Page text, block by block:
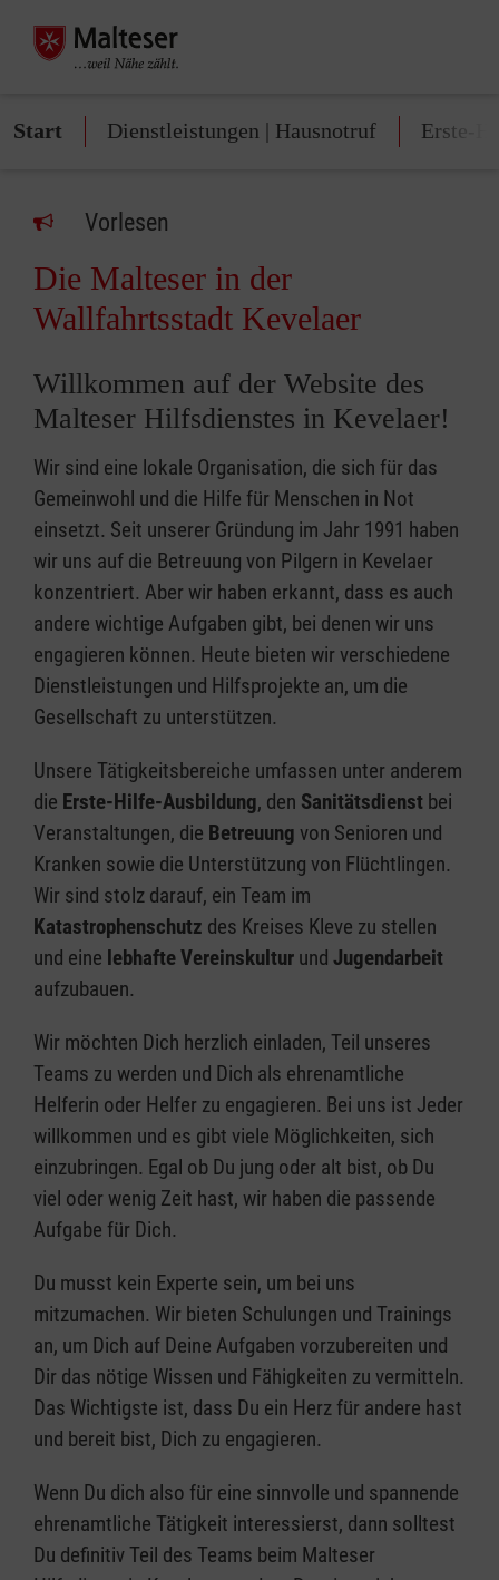
Start Dienstleistungen | Hausnotruf Erste-
Vorlesen
Die Malteser in der
Wallfahrtsstadt Kevelaer
Willkommen auf der Website des
Malteser Hilfsdienstes in Kevelaer!
Wir sind eine lokale Organisation, die sich für das
Gemeinwohl und die Hilfe für Menschen in Not
einsetzt. Seit unserer Gründung im Jahr 1991 haben
wir uns auf die Betreuung von Pilgern in Kevelaer
konzentriert. Aber wir haben erkannt, dass es auch
andere wichtige Aufgaben gibt, bei denen wir uns
engagieren können. Heute bieten wir verschiedene
Dienstleistungen und Hilfsprojekte an, um die
Gesellschaft zu unterstützen.
Unsere Tätigkeitsbereiche umfassen unter anderem
die Erste-Hilfe-Ausbildung, den Sanitätsdienst bei
Veranstaltungen, die Betreuung von Senioren und
Kranken sowie die Unterstützung von Flüchtlingen.
Wir sind stolz darauf, ein Team im
Katastrophenschutz des Kreises Kleve zu stellen
und eine lebhafte Vereinskultur und Jugendarbeit
aufzubauen.
Wir möchten Dich herzlich einladen, Teil unseres
Teams zu werden und Dich als ehrenamtliche
Helferin oder Helfer zu engagieren. Bei uns ist Jeder
willkommen und es gibt viele Möglichkeiten, sich
einzubringen. Egal ob Du jung oder alt bist, ob Du
viel oder wenig Zeit hast, wir haben die passende
Aufgabe für Dich.
Du musst kein Experte sein, um bei uns
mitzumachen. Wir bieten Schulungen und Trainings
an, um Dich auf Deine Aufgaben vorzubereiten und
Dir das nötige Wissen und Fähigkeiten zu vermitteln.
Das Wichtigste ist, dass Du ein Herz für andere hast
und bereit bist, Dich zu engagieren.
Wenn Du dich also für eine sinnvolle und spannende
ehrenamtliche Tätigkeit interessierst, dann solltest
Du definitiv Teil des Teams beim Malteser